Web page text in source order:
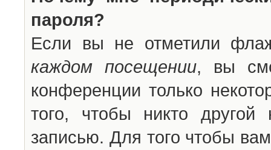
пароля?
Если вы не отметили
каждом посещении, вы
конференции только
того, чтобы никто другой
записью. Для того чтобы